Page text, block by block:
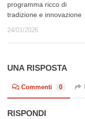
programma ricco di
tradizione e innovazione
24/01/2026
UNA RISPOSTA
Commenti 0
RISPONDI